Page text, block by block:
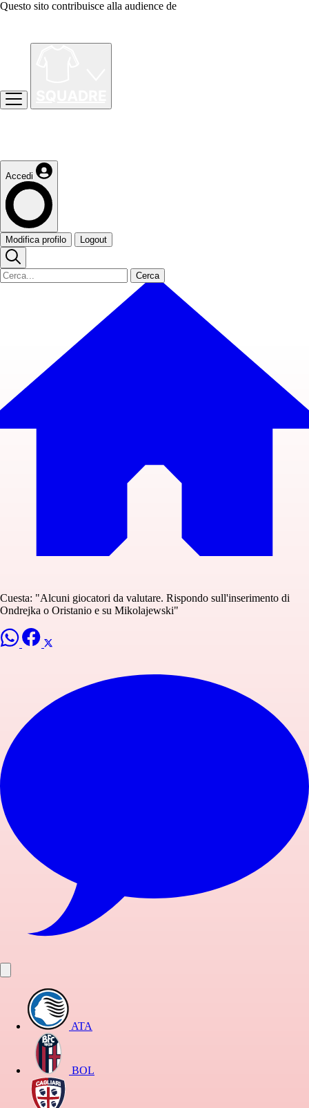
Questo sito contribuisce alla audience de
Accedi
Modifica profilo Logout
Cerca
Cuesta: "Alcuni giocatori da valutare. Rispondo sull'inserimento di
Ondrejka o Oristanio e su Mikolajewski"
ATA
BOL